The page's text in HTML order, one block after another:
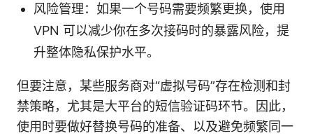
风险管理：如果一个号码需要频繁更换，使用
VPN 可以减少你在多次接码时的暴露风险，提
升整体隐私保护水平。
但要注意，某些服务商对“虚拟号码”存在检测和封
禁策略，尤其是大平台的短信验证码环节。因此，
使用时要做好替换号码的准备、以及避免频繁同一